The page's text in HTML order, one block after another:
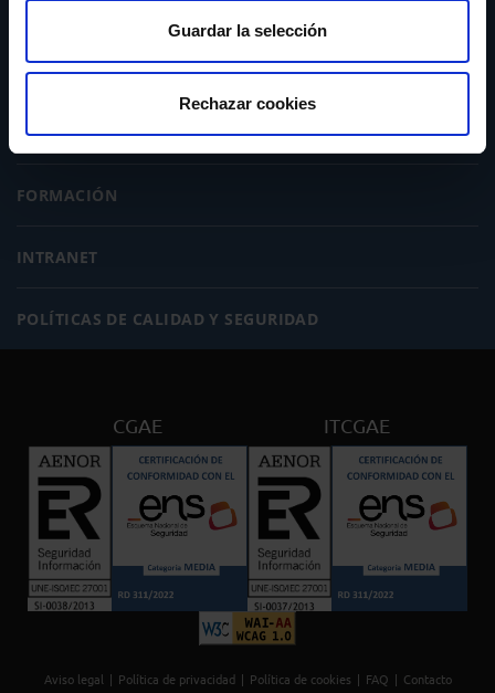
Guardar la selección
Rechazar cookies
SERVICIOS
ACTUALIDAD
PUBLICACIONES
FORMACIÓN
INTRANET
POLÍTICAS DE CALIDAD Y SEGURIDAD
CGAE ITCGAE
Aviso legal Política de privacidad Política de cookies FAQ Contacto